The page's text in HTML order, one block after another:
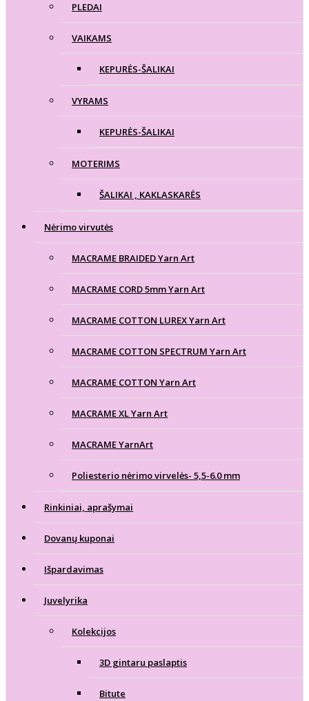
PLEDAI
VAIKAMS
KEPURĖS-ŠALIKAI
VYRAMS
KEPURĖS-ŠALIKAI
MOTERIMS
ŠALIKAI , KAKLASKARĖS
Nėrimo virvutės
MACRAME BRAIDED Yarn Art
MACRAME CORD 5mm Yarn Art
MACRAME COTTON LUREX Yarn Art
MACRAME COTTON SPECTRUM Yarn Art
MACRAME COTTON Yarn Art
MACRAME XL Yarn Art
MACRAME YarnArt
Poliesterio nėrimo virvelės- 5,5-6.0 mm
Rinkiniai, aprašymai
Dovanų kuponai
Išpardavimas
Juvelyrika
Kolekcijos
3D gintaru paslaptis
Bitute